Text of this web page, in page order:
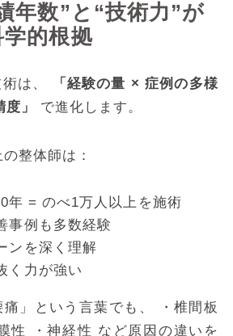
年数”と“技術力”が
学的根拠
は、
「経験の量 × 症例の多様
」
で進化します。
整体師は：
年 = のべ1万人以上を施術
事例も多数経験
ンを深く理解
く力が強い
」という言葉でも、 ・椎間板
性 ・神経性 など原因の違いを